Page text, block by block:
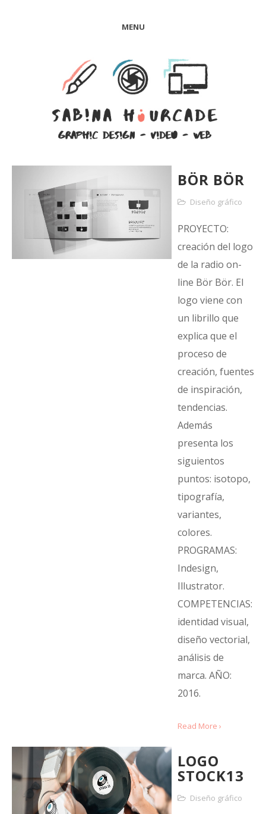
MENU
BÖR BÖR
Diseño gráfico
PROYECTO:
creación del logo
de la radio on-
line Bör Bör. El
logo viene con
un librillo que
explica que el
proceso de
creación, fuentes
de inspiración,
tendencias.
Además
presenta los
siguientos
puntos: isotopo,
tipografía,
variantes,
colores.
PROGRAMAS:
Indesign,
Illustrator.
COMPETENCIAS:
identidad visual,
diseño vectorial,
análisis de
marca. AÑO:
2016.
Read More ›
LOGO
STOCK13
Diseño gráfico